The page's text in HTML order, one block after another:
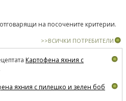
на посочените критерии.
>>ВСИЧКИ ПОТРЕБИТЕЛИ
Картофена яхния с
яхния с пилешко и зелен боб